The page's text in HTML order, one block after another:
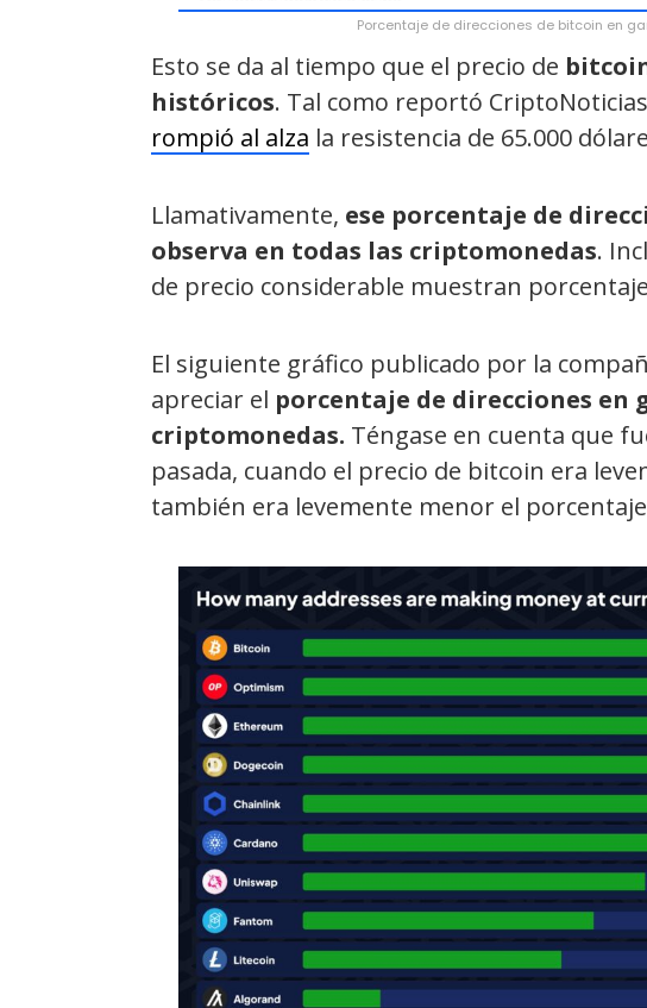
Porcentaje de direcciones de bitcoin en
Esto se da al tiempo que el precio de
históricos. Tal como reportó
rompió al alza la resistencia de 65.000
Llamativamente, ese porcentaje de
observa en todas las criptomonedas.
de precio considerable muestran
El siguiente gráfico publicado por la
apreciar el porcentaje de direcciones en
criptomonedas. Téngase en cuenta que
pasada, cuando el precio de bitcoin era
también era levemente menor el